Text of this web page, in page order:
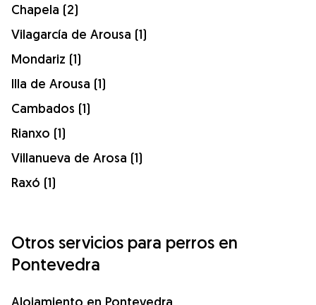
Chapela (2)
Vilagarcía de Arousa (1)
Mondariz (1)
Illa de Arousa (1)
Cambados (1)
Rianxo (1)
Villanueva de Arosa (1)
Raxó (1)
Otros servicios para perros en
Pontevedra